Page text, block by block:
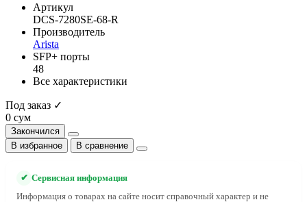
Артикул
DCS-7280SE-68-R
Производитель
Arista
SFP+ порты
48
Все характеристики
Под заказ ✓
0 сум
Закончился
В избранное
В сравнение
✔ Сервисная информация
Информация о товарах на сайте носит справочный характер и не